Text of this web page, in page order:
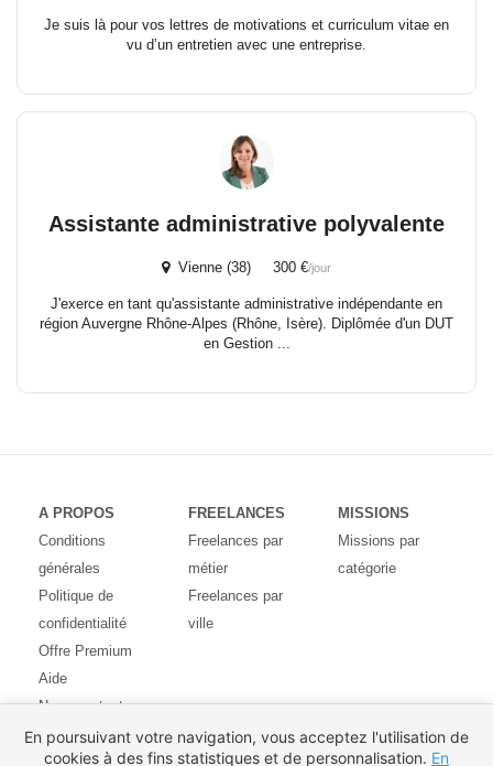
Je suis là pour vos lettres de motivations et curriculum vitae en
vu d’un entretien avec une entreprise.
Assistante administrative polyvalente
Vienne (38) 300 €/jour
J'exerce en tant qu'assistante administrative indépendante en
région Auvergne Rhône-Alpes (Rhône, Isère). Diplômée d'un DUT
en Gestion ...
A PROPOS
Conditions
générales
Politique de
confidentialité
Offre Premium
Aide
Nous contacter
Avis des
utilisateurs
FREELANCES
Freelances par
métier
Freelances par
ville
MISSIONS
Missions par
catégorie
En poursuivant votre navigation, vous acceptez l'utilisation de
cookies à des fins statistiques et de personnalisation. En